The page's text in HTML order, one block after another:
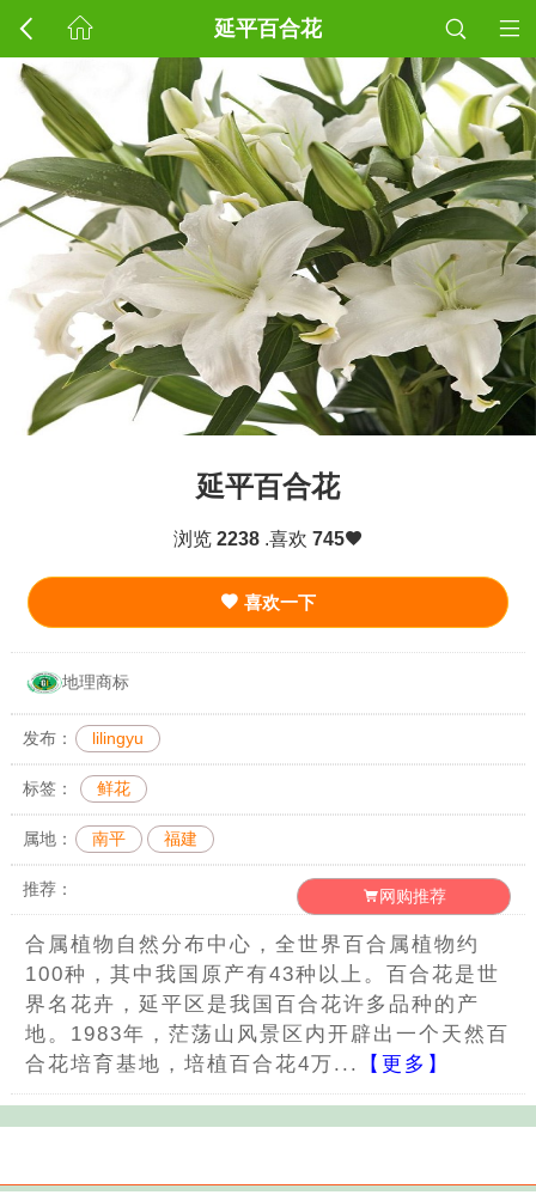
延平百合花
延平百合花
浏览 2238.喜欢 745
喜欢一下
地理商标
发布： lilingyu
标签： 鲜花
属地： 南平 福建
推荐： 网购推荐
合属植物自然分布中心，全世界百合属植物约
100种，其中我国原产有43种以上。百合花是世
界名花卉，延平区是我国百合花许多品种的产
地。1983年，茫荡山风景区内开辟出一个天然百
合花培育基地，培植百合花4万...
【更多】